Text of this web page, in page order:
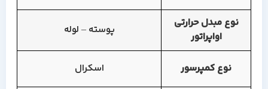
نوع مبدل حرارتی
اواپراتور
پوسته – لوله
نوع کمپرسور اسکرال